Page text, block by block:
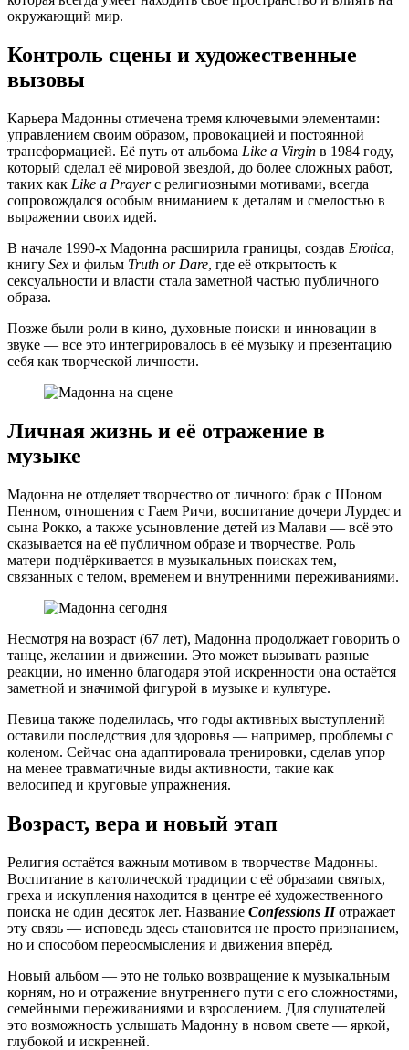
окружающий мир.
Контроль сцены и художественные
вызовы
Карьера Мадонны отмечена тремя ключевыми элементами:
управлением своим образом, провокацией и постоянной
трансформацией. Её путь от альбома Like a Virgin в 1984 году,
который сделал её мировой звездой, до более сложных работ,
таких как Like a Prayerс религиозными мотивами, всегда
сопровождался особым вниманием к деталям и смелостью в
выражении своих идей.
В начале 1990-х Мадонна расширила границы, создав Erotica,
книгу Sex и фильм Truth or Dare, где её открытость к
сексуальности и власти стала заметной частью публичного
образа.
Позже были роли в кино, духовные поиски и инновации в
звуке — все это интегрировалось в её музыку и презентацию
себя как творческой личности.
Личная жизнь и её отражение в
музыке
Мадонна не отделяет творчество от личного: брак с Шоном
Пенном, отношения с Гаем Ричи, воспитание дочери Лурдес и
сына Рокко, а также усыновление детей из Малави — всё это
сказывается на её публичном образе и творчестве. Роль
матери подчёркивается в музыкальных поисках тем,
связанных с телом, временем и внутренними переживаниями.
Несмотря на возраст (67 лет), Мадонна продолжает говорить о
танце, желании и движении. Это может вызывать разные
реакции, но именно благодаря этой искренности она остаётся
заметной и значимой фигурой в музыке и культуре.
Певица также поделилась, что годы активных выступлений
оставили последствия для здоровья — например, проблемы с
коленом. Сейчас она адаптировала тренировки, сделав упор
на менее травматичные виды активности, такие как
велосипед и круговые упражнения.
Возраст, вера и новый этап
Религия остаётся важным мотивом в творчестве Мадонны.
Воспитание в католической традиции с её образами святых,
греха и искупления находится в центре её художественного
поиска не один десяток лет. Название Confessions IIотражает
эту связь — исповедь здесь становится не просто признанием,
но и способом переосмысления и движения вперёд.
Новый альбом — это не только возвращение к музыкальным
корням, но и отражение внутреннего пути с его сложностями,
семейными переживаниями и взрослением. Для слушателей
это возможность услышать Мадонну в новом свете — яркой,
глубокой и искренней.